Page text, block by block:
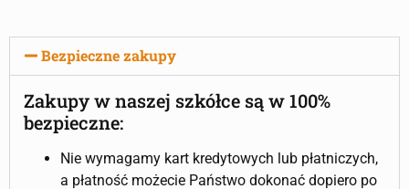
Bezpieczne zakupy
Zakupy w naszej szkółce są w 100%
bezpieczne:
Nie wymagamy kart kredytowych lub płatniczych,
a płatność możecie Państwo dokonać dopiero po